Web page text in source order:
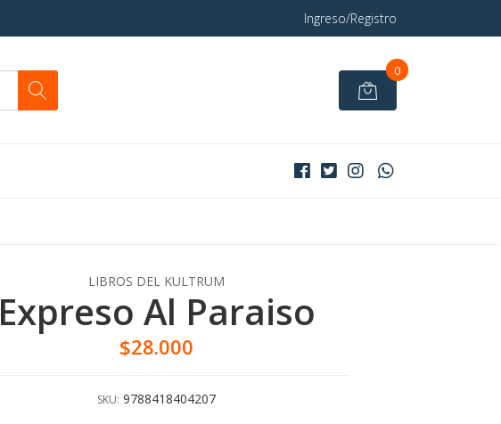
Ingreso/Registro
0
LIBROS DEL KULTRUM
Expreso Al Paraiso
$28.000
SKU: 9788418404207